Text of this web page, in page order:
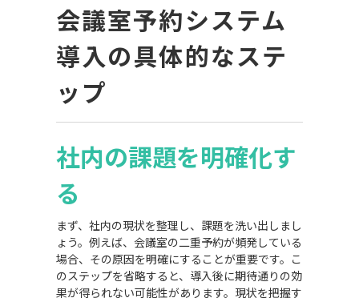
会議室予約システム
導入の具体的なステ
ップ
社内の課題を明確化す
る
まず、社内の現状を整理し、課題を洗い出しまし
ょう。例えば、会議室の二重予約が頻発している
場合、その原因を明確にすることが重要です。こ
のステップを省略すると、導入後に期待通りの効
果が得られない可能性があります。現状を把握す